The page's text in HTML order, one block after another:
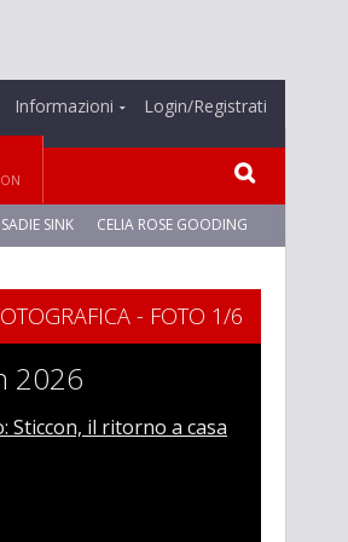
Informazioni Login/Registrati
SADIE SINK CELIA ROSE GOODING
- FOTO 1/6
2026
Sticcon, il ritorno a casa